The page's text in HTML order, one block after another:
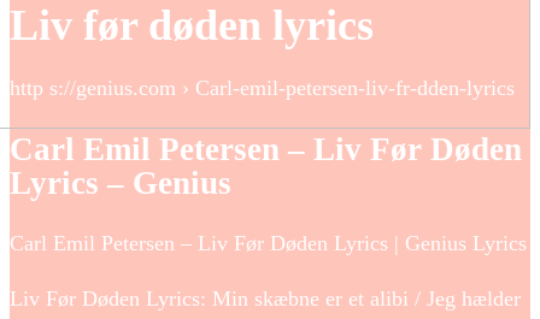
Liv før døden lyrics
http s://genius.com › Carl-emil-petersen-liv-fr-dden-lyrics
Carl Emil Petersen – Liv Før Døden
Lyrics – Genius
Carl Emil Petersen – Liv Før Døden Lyrics | Genius Lyrics
Liv Før Døden Lyrics: Min skæbne er et alibi / Jeg hælder